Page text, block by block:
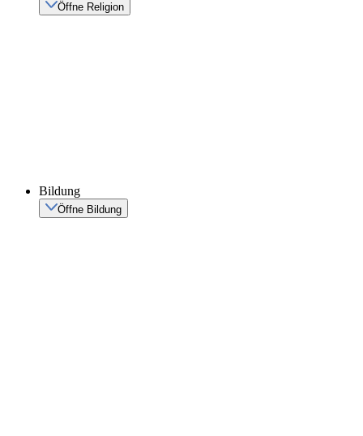
Öffne Religion
Bildung
Öffne Bildung